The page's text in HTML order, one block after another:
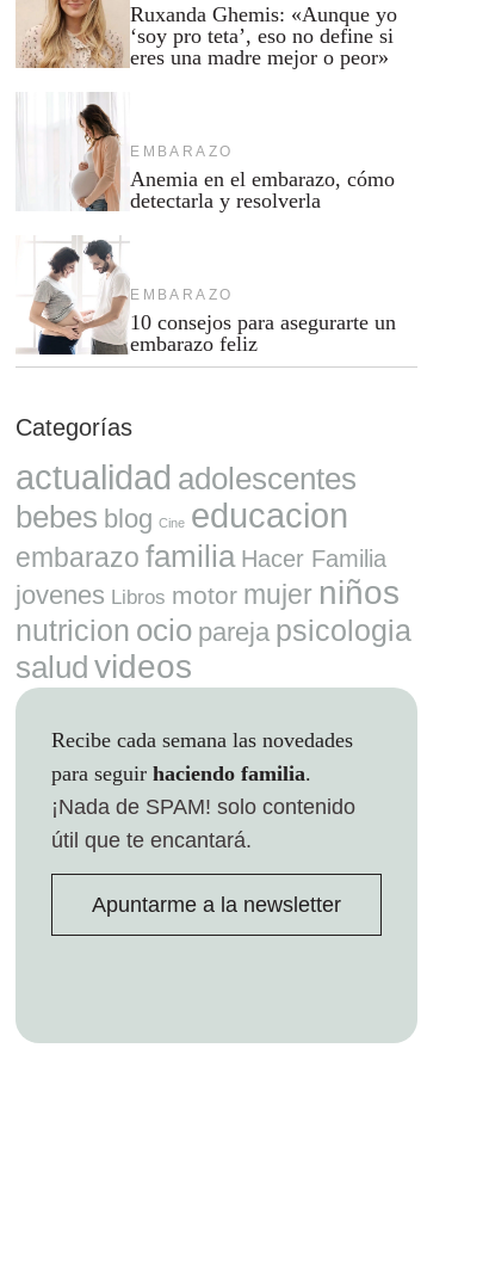
Ruxanda Ghemis: «Aunque yo
‘soy pro teta’, eso no define si
eres una madre mejor o peor»
EMBARAZO
Anemia en el embarazo, cómo
detectarla y resolverla
EMBARAZO
10 consejos para asegurarte un
embarazo feliz
Categorías
actualidad adolescentes
bebes blog Cine educacion
embarazo familia Hacer Familia
jovenes Libros motor mujer niños
nutricion ocio pareja psicologia
salud videos
Recibe cada semana las novedades
para seguir haciendo familia.
¡Nada de SPAM! solo contenido
útil que te encantará.
Apuntarme a la newsletter